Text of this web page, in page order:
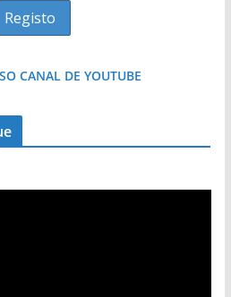
CANAL DE YOUTUBE
construção de dois